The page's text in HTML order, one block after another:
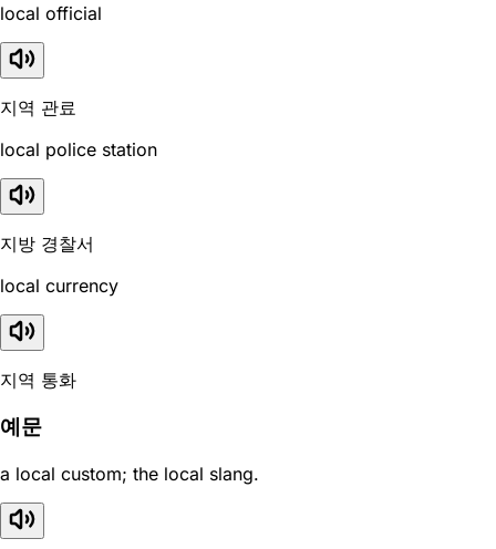
local official
지역 관료
local police station
지방 경찰서
local currency
지역 통화
예문
a local custom; the local slang.